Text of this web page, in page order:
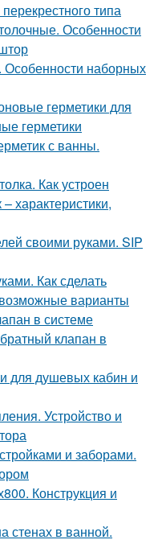
типа
Особенности
Особенности наборных
герметики для
герметики
с ванны.
Как устроен
характеристики,
своими руками. SIP
Как сделать
варианты
в системе
клапан в
для душевых кабин и
Устройство и
и заборами.
Конструкция и
стенах в ванной.